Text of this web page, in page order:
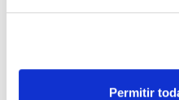
Permitir
09/07/2026
INFORME SOBRE LA